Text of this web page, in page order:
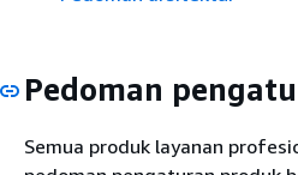
Pedoman
Semua produk layanan